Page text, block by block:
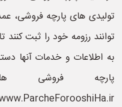
تولیدی های پارچه فروشی،
توانند رزومه خود را ثبت کنند
به اطلاعات و خدمات آنها
پارچه فروشی